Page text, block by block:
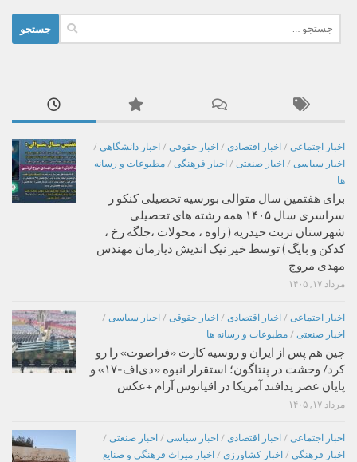
برای:
اخبار اجتماعی / اخبار اقتصادی / اخبار حقوقی / اخبار دانشگاهی /
اخبار سیاسی / اخبار صنعتی / اخبار فرهنگی / مطبوعات و رسانه
ها
برای هفتمین سال متوالی بورسیه تحصیلی کنکو ر
سراسری سال ۱۴۰۵ همه رشته های تحصیلی
شهرستان تربت حیدریه ( زاوه ، محولات ،جلگه رخ ،
کدکن و بایگ ) توسط خیر نیک اندیش دیارمان مهندس
مهدی مروج
مرداد ۱۷, ۱۴۰۵
اخبار اجتماعی / اخبار اقتصادی / اخبار حقوقی / اخبار سیاسی /
اخبار صنعتی / مطبوعات و رسانه ها
چین هم پس از ایران و روسیه کارت «فراصوت» را رو
کرد/ وحشت در پنتاگون؛ استقرار انبوه «دی‌اف‑۱۷» و
پایان عصر پدافند آمریکا در اقیانوس آرام +عکس
مرداد ۱۷, ۱۴۰۵
اخبار اجتماعی / اخبار اقتصادی / اخبار سیاسی / اخبار صنعتی /
اخبار فرهنگی / اخبار کشاورزی / اخبار میراث فرهنگی و صنایع